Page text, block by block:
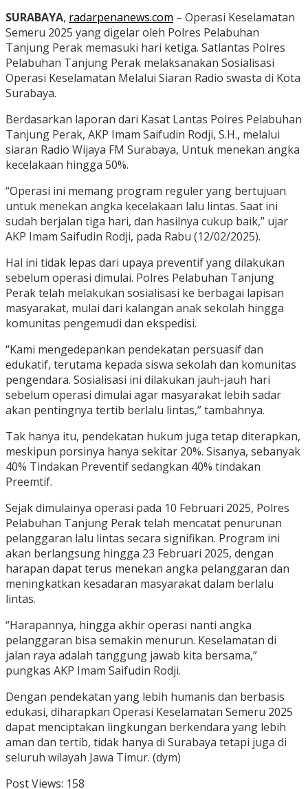
SURABAYA, radarpenanews.com – Operasi Keselamatan
Semeru 2025 yang digelar oleh Polres Pelabuhan
Tanjung Perak memasuki hari ketiga. Satlantas Polres
Pelabuhan Tanjung Perak melaksanakan Sosialisasi
Operasi Keselamatan Melalui Siaran Radio swasta di Kota
Surabaya.
Berdasarkan laporan dari Kasat Lantas Polres Pelabuhan
Tanjung Perak, AKP Imam Saifudin Rodji, S.H., melalui
siaran Radio Wijaya FM Surabaya, Untuk menekan angka
kecelakaan hingga 50%.
“Operasi ini memang program reguler yang bertujuan
untuk menekan angka kecelakaan lalu lintas. Saat ini
sudah berjalan tiga hari, dan hasilnya cukup baik,” ujar
AKP Imam Saifudin Rodji, pada Rabu (12/02/2025).
Hal ini tidak lepas dari upaya preventif yang dilakukan
sebelum operasi dimulai. Polres Pelabuhan Tanjung
Perak telah melakukan sosialisasi ke berbagai lapisan
masyarakat, mulai dari kalangan anak sekolah hingga
komunitas pengemudi dan ekspedisi.
“Kami mengedepankan pendekatan persuasif dan
edukatif, terutama kepada siswa sekolah dan komunitas
pengendara. Sosialisasi ini dilakukan jauh-jauh hari
sebelum operasi dimulai agar masyarakat lebih sadar
akan pentingnya tertib berlalu lintas,” tambahnya.
Tak hanya itu, pendekatan hukum juga tetap diterapkan,
meskipun porsinya hanya sekitar 20%. Sisanya, sebanyak
40% Tindakan Preventif sedangkan 40% tindakan
Preemtif.
Sejak dimulainya operasi pada 10 Februari 2025, Polres
Pelabuhan Tanjung Perak telah mencatat penurunan
pelanggaran lalu lintas secara signifikan. Program ini
akan berlangsung hingga 23 Februari 2025, dengan
harapan dapat terus menekan angka pelanggaran dan
meningkatkan kesadaran masyarakat dalam berlalu
lintas.
“Harapannya, hingga akhir operasi nanti angka
pelanggaran bisa semakin menurun. Keselamatan di
jalan raya adalah tanggung jawab kita bersama,”
pungkas AKP Imam Saifudin Rodji.
Dengan pendekatan yang lebih humanis dan berbasis
edukasi, diharapkan Operasi Keselamatan Semeru 2025
dapat menciptakan lingkungan berkendara yang lebih
aman dan tertib, tidak hanya di Surabaya tetapi juga di
seluruh wilayah Jawa Timur. (dym)
Post Views: 158